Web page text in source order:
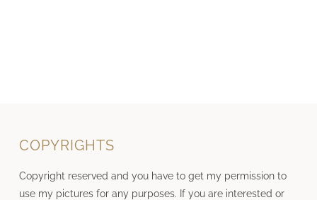
COPYRIGHTS
Copyright reserved and you have to get my permission to
use my pictures for any purposes. If you are interested or